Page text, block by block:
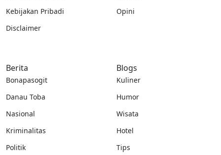
Kebijakan Pribadi
Disclaimer
Opini
Berita
Bonapasogit
Danau Toba
Nasional
Kriminalitas
Politik
Blogs
Kuliner
Humor
Wisata
Hotel
Tips